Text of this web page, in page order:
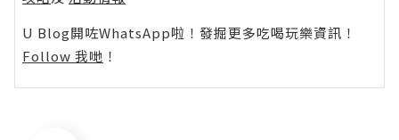
U Blog開咗WhatsApp啦！發掘更多吃喝玩樂資訊！
Follow 我哋 ！